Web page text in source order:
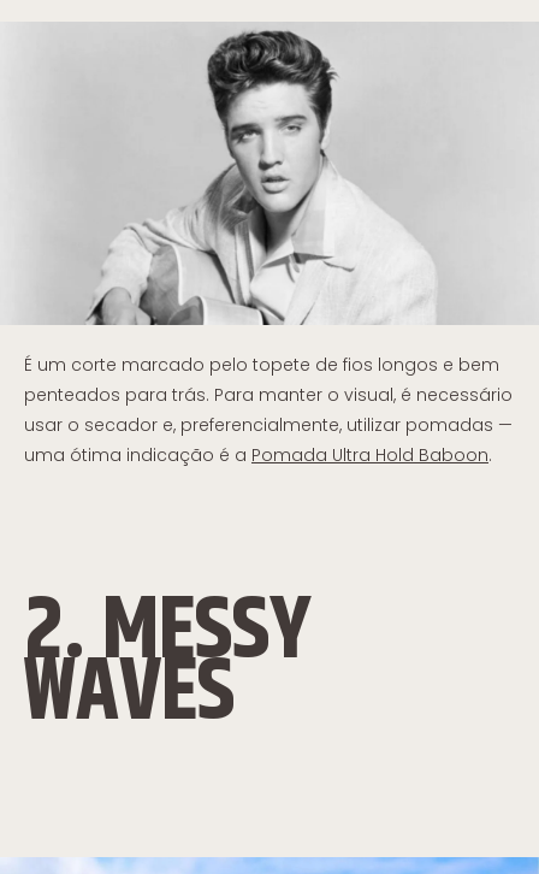
É um corte marcado pelo topete de fios longos e bem
penteados para trás. Para manter o visual, é necessário
usar o secador e, preferencialmente, utilizar pomadas —
uma ótima indicação é a Pomada Ultra Hold Baboon.
2. MESSY
WAVES